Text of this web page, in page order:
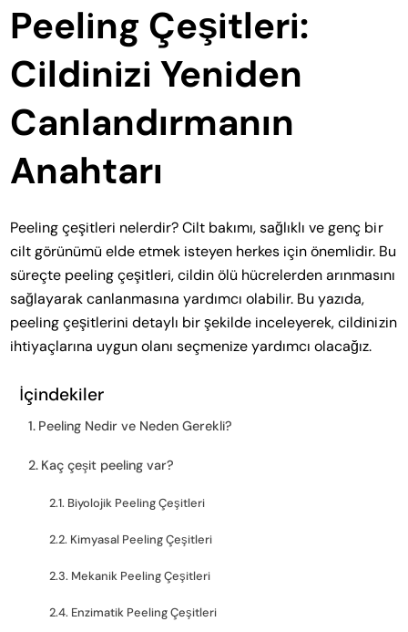
Peeling Çeşitleri:
Cildinizi Yeniden
Canlandırmanın
Anahtarı
Peeling çeşitleri nelerdir? Cilt bakımı, sağlıklı ve genç bir
cilt görünümü elde etmek isteyen herkes için önemlidir. Bu
süreçte peeling çeşitleri, cildin ölü hücrelerden arınmasını
sağlayarak canlanmasına yardımcı olabilir. Bu yazıda,
peeling çeşitlerini detaylı bir şekilde inceleyerek, cildinizin
ihtiyaçlarına uygun olanı seçmenize yardımcı olacağız.
İçindekiler
Peeling Nedir ve Neden Gerekli?
Kaç çeşit peeling var?
Biyolojik Peeling Çeşitleri
Kimyasal Peeling Çeşitleri
Mekanik Peeling Çeşitleri
Enzimatik Peeling Çeşitleri